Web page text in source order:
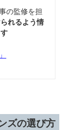
の監修を担
れるよう情
ズの選び方